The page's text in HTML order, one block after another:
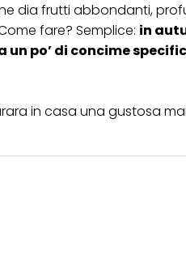
dia frutti abbondanti,
fare? Semplice: in
un po’ di concime
in casa una gustosa